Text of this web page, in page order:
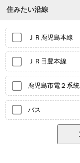
住みたい沿線
ＪＲ鹿児島本線
ＪＲ日豊本線
鹿児島市電２系統
バス